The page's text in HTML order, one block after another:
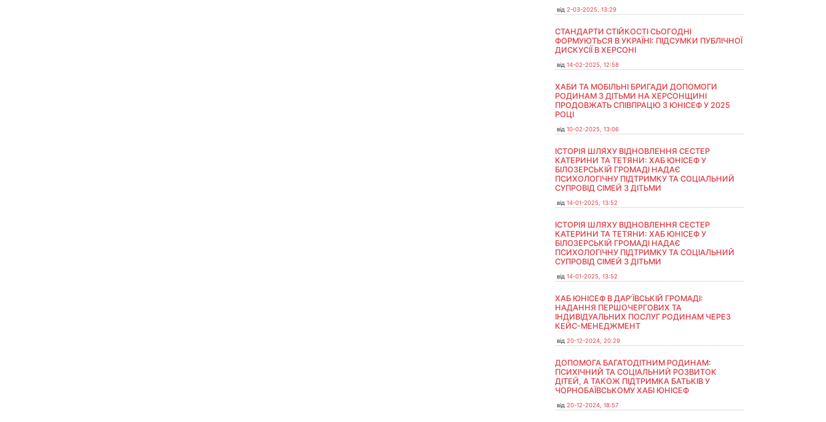
від 2-03-2025, 13:29
СТАНДАРТИ СТІЙКОСТІ СЬОГОДНІ
ФОРМУЮТЬСЯ В УКРАЇНІ: ПІДСУМКИ ПУБЛІЧНОЇ
ДИСКУСІЇ В ХЕРСОНІ
від 14-02-2025, 12:58
ХАБИ ТА МОБІЛЬНІ БРИГАДИ ДОПОМОГИ
РОДИНАМ З ДІТЬМИ НА ХЕРСОНЩИНІ
ПРОДОВЖАТЬ СПІВПРАЦЮ З ЮНІСЕФ У 2025
РОЦІ
від 10-02-2025, 13:06
ІСТОРІЯ ШЛЯХУ ВІДНОВЛЕННЯ СЕСТЕР
КАТЕРИНИ ТА ТЕТЯНИ: ХАБ ЮНІСЕФ У
БІЛОЗЕРСЬКІЙ ГРОМАДІ НАДАЄ
ПСИХОЛОГІЧНУ ПІДТРИМКУ ТА СОЦІАЛЬНИЙ
СУПРОВІД СІМЕЙ З ДІТЬМИ
від 14-01-2025, 13:52
ІСТОРІЯ ШЛЯХУ ВІДНОВЛЕННЯ СЕСТЕР
КАТЕРИНИ ТА ТЕТЯНИ: ХАБ ЮНІСЕФ У
БІЛОЗЕРСЬКІЙ ГРОМАДІ НАДАЄ
ПСИХОЛОГІЧНУ ПІДТРИМКУ ТА СОЦІАЛЬНИЙ
СУПРОВІД СІМЕЙ З ДІТЬМИ
від 14-01-2025, 13:52
ХАБ ЮНІСЕФ В ДАР’ЇВСЬКІЙ ГРОМАДІ:
НАДАННЯ ПЕРШОЧЕРГОВИХ ТА
ІНДИВІДУАЛЬНИХ ПОСЛУГ РОДИНАМ ЧЕРЕЗ
КЕЙС-МЕНЕДЖМЕНТ
від 20-12-2024, 20:29
ДОПОМОГА БАГАТОДІТНИМ РОДИНАМ:
ПСИХІЧНИЙ ТА СОЦІАЛЬНИЙ РОЗВИТОК
ДІТЕЙ, А ТАКОЖ ПІДТРИМКА БАТЬКІВ У
ЧОРНОБАЇВСЬКОМУ ХАБІ ЮНІСЕФ
від 20-12-2024, 18:57